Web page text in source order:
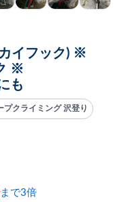
イフック) ※
※
も
プクライミング 沢登り
まで3倍